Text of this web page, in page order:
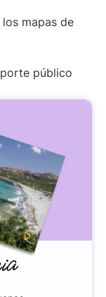
los mapas de